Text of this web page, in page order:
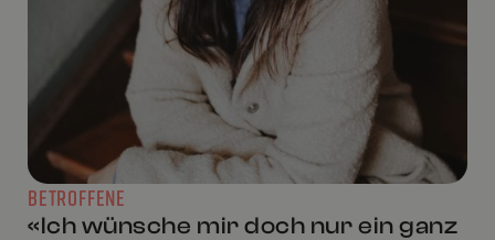
BETROFFENE
«Ich wünsche mir doch nur ein ganz